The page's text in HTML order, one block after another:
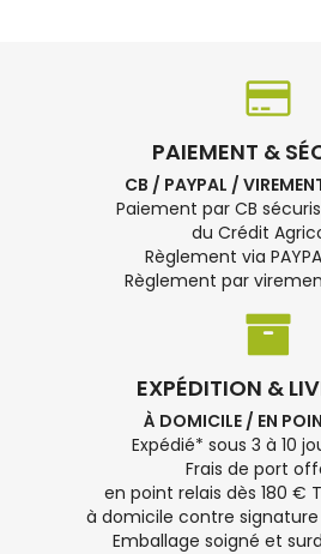
PAIEMENT &
CB / PAYPAL /
Paiement par CB
du Crédit
Règlement via
Règlement par
EXPÉDITION &
À DOMICILE / EN
Expédié* sous 3 à 10
Frais de port
en point relais dès 180 €
à domicile contre signature
Emballage soigné et